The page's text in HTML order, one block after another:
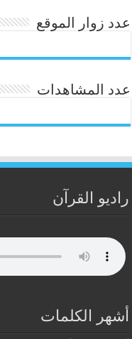
عدد زوار الموقع
عدد المشاهدات
راديو القرآن
أشهر الكلمات